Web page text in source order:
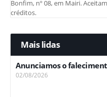
Bonfim, nº 08, em Mairi.
créditos.
Mais lidas
Anunciamos o
02/08/2026